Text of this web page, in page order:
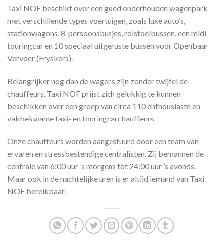
Taxi NOF beschikt over een goed onderhouden wagenpark
met verschillende types voertuigen, zoals luxe auto’s,
stationwagons, 8-persoonsbusjes, rolstoelbussen, een midi-
touringcar en 10 speciaal uitgeruste bussen voor Openbaar
Vervoer (Fryskers).
Belangrijker nog dan de wagens zijn zonder twijfel de
chauffeurs. Taxi NOF prijst zich gelukkig te kunnen
beschikken over een groep van circa 110 enthousiaste en
vakbekwame taxi- en touringcarchauffeurs.
Onze chauffeurs worden aangestuurd door een team van
ervaren en stressbestendige centralisten. Zij bemannen de
centrale van 6:00 uur ’s morgens tot 24:00 uur ’s avonds.
Maar ook in de nachtelijke uren is er altijd iemand van Taxi
NOF bereikbaar.